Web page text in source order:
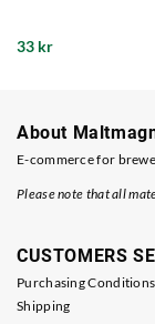
33 kr
About
E-commerce for
Please note that all
CUSTOMERS
Purchasing Conditions
Shipping